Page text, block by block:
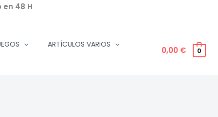
48 H
ARTÍCULOS VARIOS
0,00 € 0